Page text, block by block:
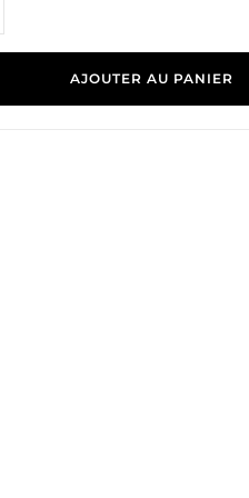
AJOUTER AU PANIER